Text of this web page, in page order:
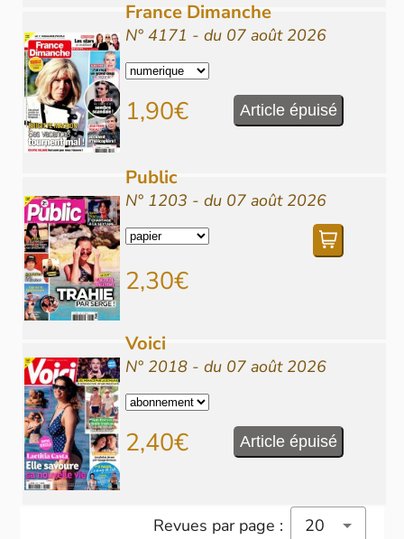
France Dimanche
N° 4171 - du 07 août 2026
1,90€ Article épuisé
Public
N° 1203 - du 07 août 2026
2,30€
Voici
N° 2018 - du 07 août 2026
2,40€ Article épuisé
Revues par page : 20